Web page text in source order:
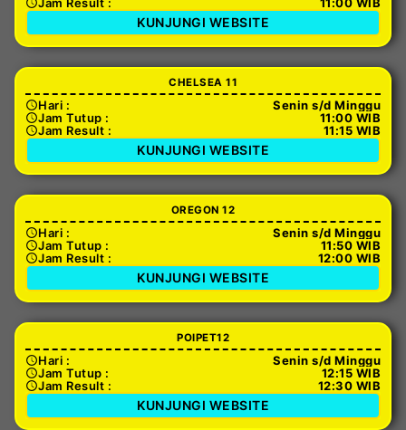
KUNJUNGI WEBSITE
CHELSEA 11
Hari :
Senin s/d Minggu
Jam Tutup :
11:00 WIB
Jam Result :
11:15 WIB
KUNJUNGI WEBSITE
OREGON 12
Hari :
Senin s/d Minggu
Jam Tutup :
11:50 WIB
Jam Result :
12:00 WIB
KUNJUNGI WEBSITE
POIPET12
Hari :
Senin s/d Minggu
Jam Tutup :
12:15 WIB
Jam Result :
12:30 WIB
KUNJUNGI WEBSITE